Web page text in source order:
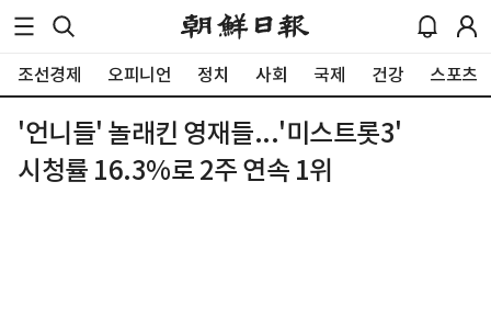
조선경제 오피니언 정치 사회 국제 건강 스포츠
'언니들' 놀래킨 영재들...'미스트롯3'
시청률 16.3%로 2주 연속 1위